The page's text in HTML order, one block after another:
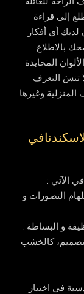
إلى قراءة
لديك أي أفكار
بالاطلاع
الألوان المحايدة
تنسَ التعرف
وغيرها
الآتي :
التصورات و
و البساطة .
كالخشب
في اختيار